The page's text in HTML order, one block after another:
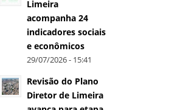
Limeira
acompanha 24
indicadores sociais
e econômicos
29/07/2026 - 15:41
Revisão do Plano
Diretor de Limeira